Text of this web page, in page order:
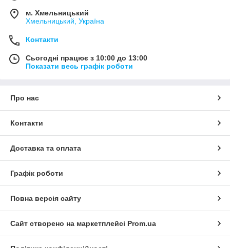
м. Хмельницький
Хмельницький, Україна
Контакти
Сьогодні працює з 10:00 до 13:00
Показати весь графік роботи
Про нас
Контакти
Доставка та оплата
Графік роботи
Повна версія сайту
Сайт створено на маркетплейсі Prom.ua